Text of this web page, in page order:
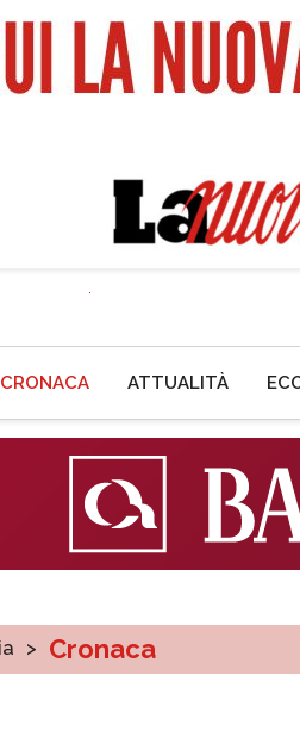
CRONACA ATTUALITÀ
> Cronaca